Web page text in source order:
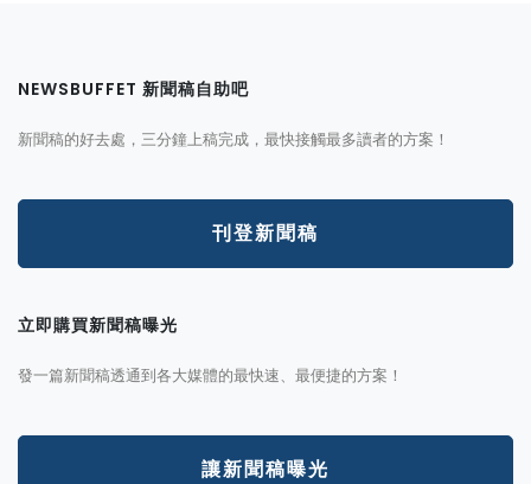
NEWSBUFFET 新聞稿自助吧
新聞稿的好去處，三分鐘上稿完成，最快接觸最多讀者的方案！
刊登新聞稿
立即購買新聞稿曝光
發一篇新聞稿透通到各大媒體的最快速、最便捷的方案！
讓新聞稿曝光